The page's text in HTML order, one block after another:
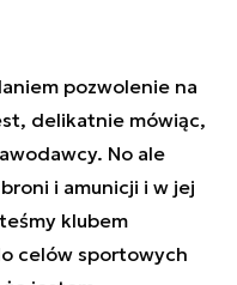
pozwolenie na
delikatnie mówiąc,
No ale
i amunicji i w jej
klubem
celów sportowych